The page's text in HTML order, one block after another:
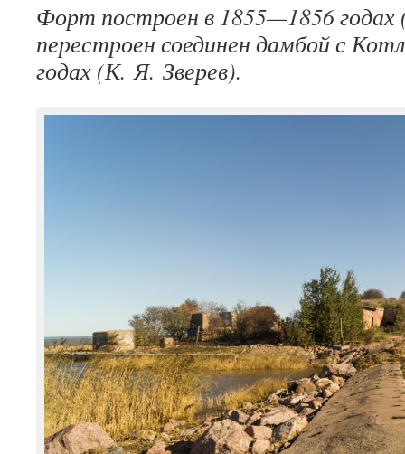
Форт построен в 1855—1856
перестроен соединен дамбой с
годах (К. Я. Зверев).